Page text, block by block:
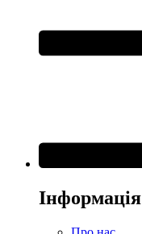
Інформація